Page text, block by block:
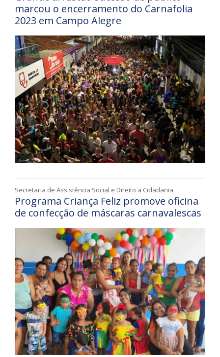
marcou o encerramento do Carnafolia
2023 em Campo Alegre
Secretaria de Assistência Social e Direito a Cidadania
Programa Criança Feliz promove oficina
de confecção de máscaras carnavalescas